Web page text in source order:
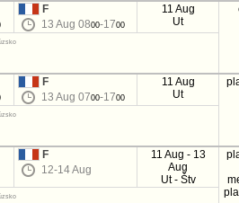
F
13 Aug 0800-1700
11 Aug
Ut
F
13 Aug 0700-1700
11 Aug
Ut
F
12-14 Aug
11 Aug - 13
Aug
Ut - Štv